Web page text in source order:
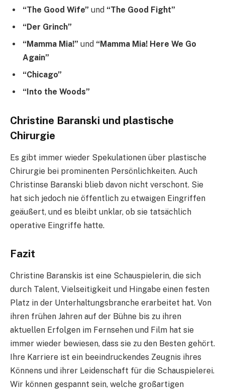
“The Good Wife” und “The Good Fight”
“Der Grinch”
“Mamma Mia!” und “Mamma Mia! Here We Go
Again”
“Chicago”
“Into the Woods”
Christine Baranski und plastische
Chirurgie
Es gibt immer wieder Spekulationen über plastische
Chirurgie bei prominenten Persönlichkeiten. Auch
Christinse Baranski blieb davon nicht verschont. Sie
hat sich jedoch nie öffentlich zu etwaigen Eingriffen
geäußert, und es bleibt unklar, ob sie tatsächlich
operative Eingriffe hatte.
Fazit
Christine Baranskis ist eine Schauspielerin, die sich
durch Talent, Vielseitigkeit und Hingabe einen festen
Platz in der Unterhaltungsbranche erarbeitet hat. Von
ihren frühen Jahren auf der Bühne bis zu ihren
aktuellen Erfolgen im Fernsehen und Film hat sie
immer wieder bewiesen, dass sie zu den Besten gehört.
Ihre Karriere ist ein beeindruckendes Zeugnis ihres
Könnens und ihrer Leidenschaft für die Schauspielerei.
Wir können gespannt sein, welche großartigen